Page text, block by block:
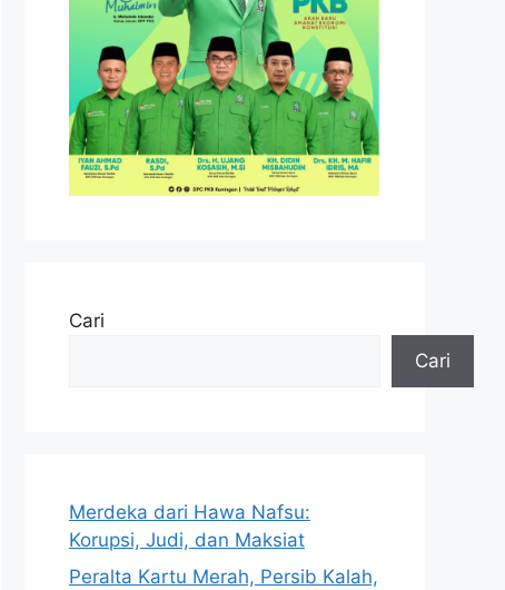
Cari
Cari
Merdeka dari Hawa Nafsu:
Korupsi, Judi, dan Maksiat
Peralta Kartu Merah, Persib Kalah,